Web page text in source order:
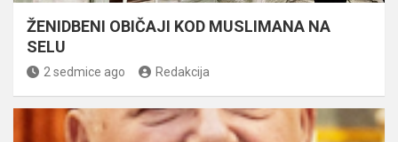
ŽENIDBENI OBIČAJI KOD MUSLIMANA NA
SELU
2 sedmice ago Redakcija